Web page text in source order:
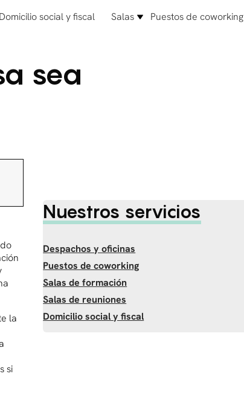
Domicilio social y fiscal Salas Puestos de coworking
sea
la
si
Nuestros servicios
Despachos y oficinas
Puestos de coworking
Salas de formación
Salas de reuniones
Domicilio social y fiscal